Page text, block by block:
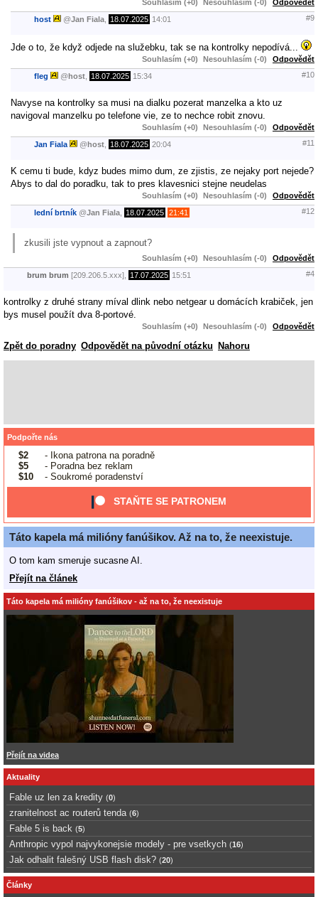
Souhlasím (+0) Nesouhlasím (-0) Odpovědět
host @Jan Fiala 18.07.2025 14:01 #9
Jde o to, že když odjede na služebku, tak se na kontrolky nepodívá...
Souhlasím (+0) Nesouhlasím (-0) Odpovědět
fleg @host 18.07.2025 15:34 #10
Navyse na kontrolky sa musi na dialku pozerat manzelka a kto uz
navigoval manzelku po telefone vie, ze to nechce robit znovu.
Souhlasím (+0) Nesouhlasím (-0) Odpovědět
Jan Fiala @host 18.07.2025 20:04 #11
K cemu ti bude, kdyz budes mimo dum, ze zjistis, ze nejaky port nejede?
Abys to dal do poradku, tak to pres klavesnici stejne neudelas
Souhlasím (+0) Nesouhlasím (-0) Odpovědět
lední brtník @Jan Fiala 18.07.2025 21:41 #12
zkusili jste vypnout a zapnout?
Souhlasím (+0) Nesouhlasím (-0) Odpovědět
brum brum [209.206.5.xxx], 17.07.2025 15:51 #4
kontrolky z druhé strany míval dlink nebo netgear u domácích krabiček, jen
bys musel použít dva 8-portové.
Souhlasím (+0) Nesouhlasím (-0) Odpovědět
Zpět do poradny Odpovědět na původní otázku Nahoru
Podpořte nás
$2
- Ikona patrona na poradně
$5
- Poradna bez reklam
$10
- Soukromé poradenství
STAŇTE SE PATRONEM
Táto kapela má milióny fanúšikov. Až na to, že neexistuje.
O tom kam smeruje sucasne AI.
Přejít na článek
Táto kapela má milióny fanúšikov - až na to, že neexistuje
Přejít na videa
Aktuality
Fable uz len za kredity (0)
zranitelnost ac routerů tenda (6)
Fable 5 is back (5)
Anthropic vypol najvykonejsie modely - pre vsetkych (16)
Jak odhalit falešný USB flash disk? (20)
Články